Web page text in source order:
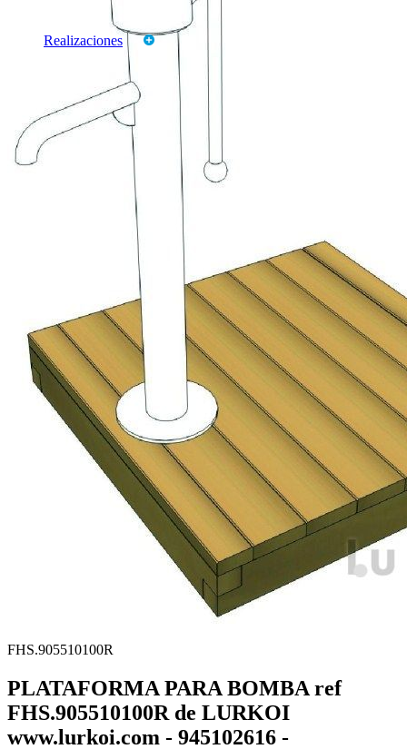
Realizaciones
CATALOGOS
FHS.905510100R
PLATAFORMA PARA BOMBA ref
FHS.905510100R de LURKOI
www.lurkoi.com - 945102616 -